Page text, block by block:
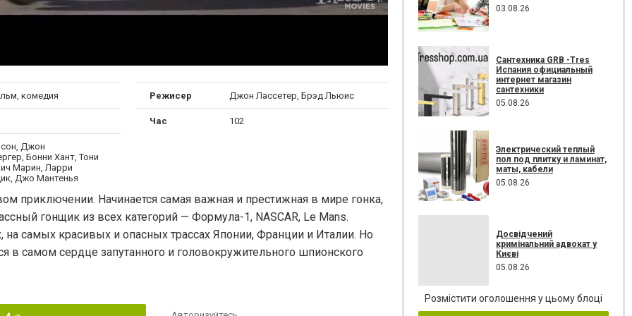
комедия
Джон
Бонни Хант, Тони
Марин, Ларри
Джо Мантенья
Режисер Джон Лассетер, Брэд Льюис
Час 102
приключении. Начинается самая важная и престижная в мире гонка,
гонщик из всех категорий — Формула-1, NASCAR, Le Mans.
самых красивых и опасных трассах Японии, Франции и Италии. Но
в самом сердце запутанного и головокружительного шпионского
03.08.26
Сантехника GRB -Tres
Испания официальный
интернет магазин
сантехники
05.08.26
Электрический теплый
пол под плитку и ламинат,
маты, кабели
05.08.26
Досвідчений
кримінальний адвокат у
Києві
05.08.26
Розмістити оголошення у цьому блоці